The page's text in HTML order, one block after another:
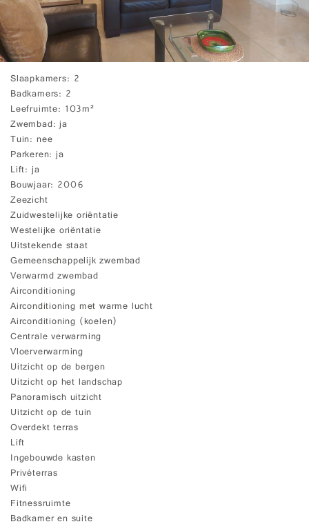
Slaapkamers 2
Badkamers 2
Leefruimte 103m²
Zwembad ja
Tuin nee
Parkeren ja
Lift ja
Bouwjaar 2006
Zeezicht
Zuidwestelijke oriëntatie
Westelijke oriëntatie
Uitstekende staat
Gemeenschappelijk zwembad
Verwarmd zwembad
Airconditioning
Airconditioning met warme lucht
Airconditioning (koelen)
Centrale verwarming
Vloerverwarming
Uitzicht op de bergen
Uitzicht op het landschap
Panoramisch uitzicht
Uitzicht op de tuin
Overdekt terras
Lift
Ingebouwde kasten
Privéterras
Wifi
Fitnessruimte
Badkamer en suite